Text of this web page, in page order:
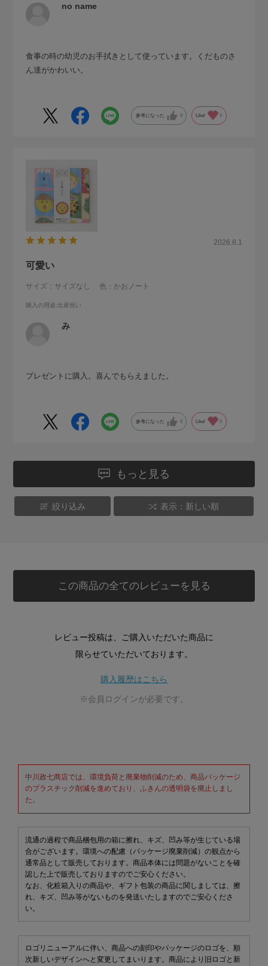
no name
食事の時の幼児のお手拭きとして使っています。くだものさ
ん達がかわいい。
参考になった 0 Like! 0
2026.8.1
可愛い
サイズ：サイズなし 色：かおノート
購入の用途:出産祝い
み
プレゼントに購入。喜んでもらえました。
参考になった 0 Like! 0
もっと見る
絞り込み 表示：新しい順
この商品の全てのレビューを見る
レビュー投稿は、ご購入いただいた商品に
限らせていただいております。
購入履歴はこちら
※会員ログインが必要です。
中川政七商店では、環境負荷と廃棄物削減のため、商品パッケージ
のプラスチック削減を進めており、ふきんの透明袋を廃止しまし
た。
流通の過程で商品梱包用の箱に擦れ、キズ、凹み等が生じている場
合がございます。環境への配慮（パッケージ廃棄削減）の観点から
通常品として販売しております。商品本体には問題がないことを確
認した上で販売しておりますのでご安心ください。
なお、化粧箱入りの商品や、ギフト包装の商品に関しましては、擦
れ、キズ、凹み等がないものを発送いたしますのでご安心くださ
い。
ロゴリニューアルに伴い、商品への刻印やパッケージのロゴを、順
次新しいデザインへと変更してまいります。商品により旧ロゴと新